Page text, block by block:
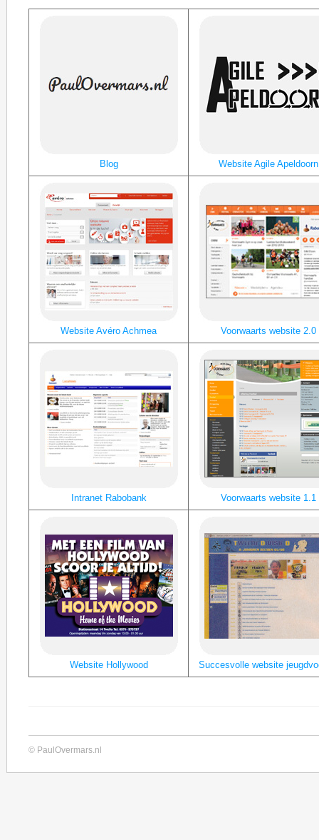
Blog Website Agile Apeldoorn
Website Avéro Achmea Voorwaarts website 2.0
Intranet Rabobank Voorwaarts website 1.1
Website Hollywood Succesvolle website
© PaulOvermars.nl